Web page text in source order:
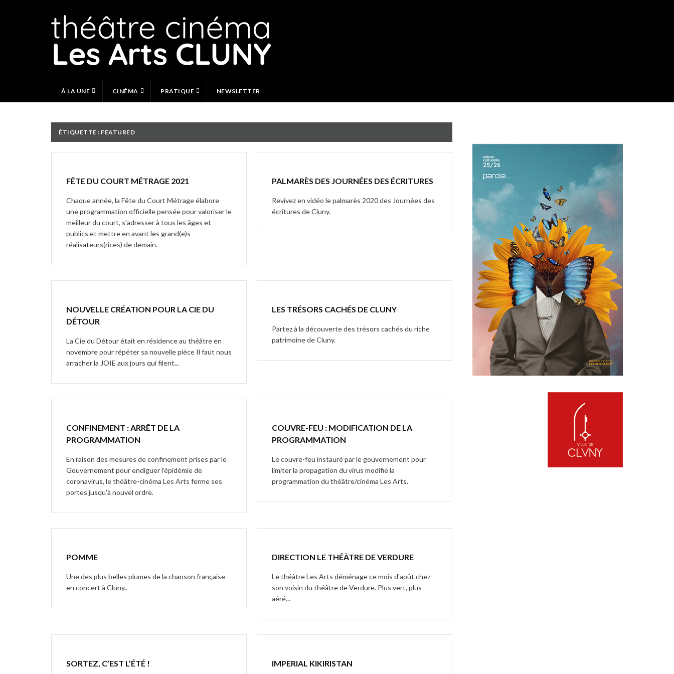
content
À LA UNE CINÉMA PRATIQUE NEWSLETTER
ÉTIQUETTE : FEATURED
FÊTE DU COURT MÉTRAGE 2021
Chaque année, la Fête du Court Métrage élabore
une programmation officielle pensée pour valoriser le
meilleur du court, s'adresser à tous les âges et
publics et mettre en avant les grand(e)s
réalisateurs(rices) de demain.
PALMARÈS DES JOURNÉES DES ÉCRITURES
Revivez en vidéo le palmarès 2020 des Journées des
écritures de Cluny.
NOUVELLE CRÉATION POUR LA CIE DU
DÉTOUR
La Cie du Détour était en résidence au théâtre en
novembre pour répéter sa nouvelle pièce Il faut nous
arracher la JOIE aux jours qui filent...
LES TRÉSORS CACHÉS DE CLUNY
Partez à la découverte des trésors cachés du riche
patrimoine de Cluny.
CONFINEMENT : ARRÊT DE LA
PROGRAMMATION
En raison des mesures de confinement prises par le
Gouvernement pour endiguer l'épidémie de
coronavirus, le théâtre-cinéma Les Arts ferme ses
portes jusqu'à nouvel ordre.
COUVRE-FEU : MODIFICATION DE LA
PROGRAMMATION
Le couvre-feu instauré par le gouvernement pour
limiter la propagation du virus modifie la
programmation du théâtre/cinéma Les Arts.
POMME
Une des plus belles plumes de la chanson française
en concert à Cluny..
DIRECTION LE THÉÂTRE DE VERDURE
Le théâtre Les Arts déménage ce mois d'août chez
son voisin du théâtre de Verdure. Plus vert, plus
aéré...
SORTEZ, C’EST L’ÉTÉ ! IMPERIAL KIKIRISTAN